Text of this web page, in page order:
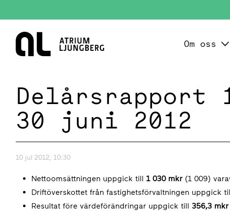
Hem
Om oss
30 juni 2012
10 jul 2012, 10:30
Nettoomsättningen uppgick till 1 030 mkr (1 009)
Driftöverskottet från fastighetsförvaltningen uppgick
Resultat före värdeförändringar uppgick till 356,3 mkr